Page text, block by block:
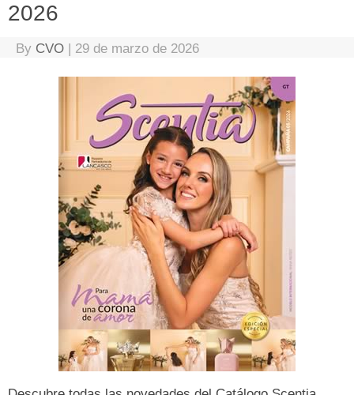
2026
By CVO | 29 de marzo de 2026